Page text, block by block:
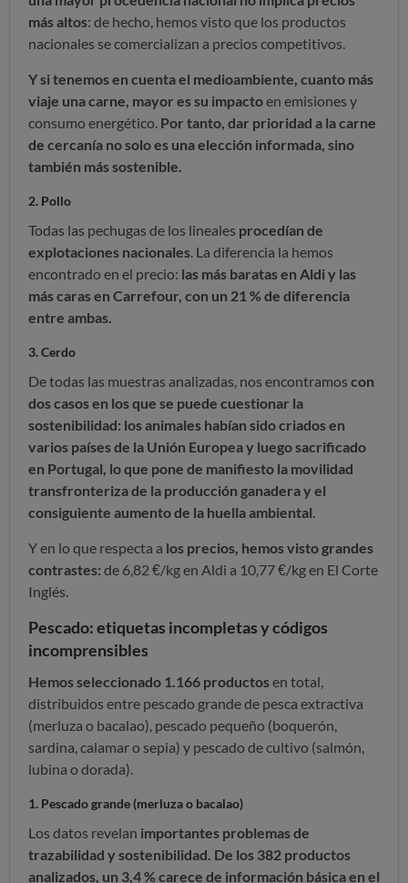
más altos: de hecho, hemos visto que los productos
nacionales se comercializan a precios competitivos.
Y si tenemos en cuenta el medioambiente, cuanto más
viaje una carne, mayor es su impactoen emisiones y
consumo energético. Por tanto, dar prioridad a la carne
de cercanía no solo es una elección informada, sino
también más sostenible.
2. Pollo
Todas las pechugas de los lineales procedían de
explotaciones nacionales . La diferencia la hemos
encontrado en el precio: las más baratas en Aldi y las
más caras en Carrefour, con un 21 % de diferencia
entre ambas.
3. Cerdo
De todas las muestras analizadas, nos encontramos con
dos casos en los que se puede cuestionar la
sostenibilidad: los animales habían sido criados en
varios países de la Unión Europea y luego sacrificado
en Portugal, lo que pone de manifiesto la movilidad
transfronteriza de la producción ganadera y el
consiguiente aumento de la huella ambiental
Y en lo que respecta a los precios, hemos visto grandes
contrastes: de 6,82 €/kg en Aldi a 10,77 €/kg en El Corte
Inglés.
Pescado: etiquetas incompletas y códigos
incomprensibles
Hemos seleccionado 1.166 productosen total,
distribuidos entre pescado grande de pesca extractiva
(merluza o bacalao), pescado pequeño (boquerón,
sardina, calamar o sepia) y pescado de cultivo (salmón,
lubina o dorada).
1. Pescado grande(merluza o bacalao)
Los datos revelan importantes problemas de
trazabilidad y sostenibilidad. De los 382 productos
analizados, un 3,4 % carece de información básica en el